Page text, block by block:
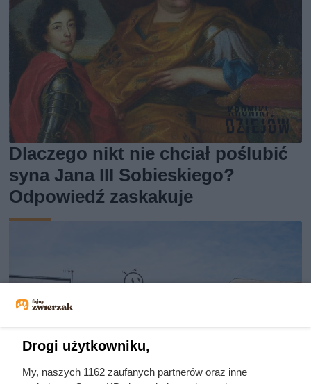
Dlaczego nikt nie chciał poślubić
syna Jana III Sobieskiego?
Odpowiedź zaskakuje
Drogi użytkowniku,
My, naszych 1162 zaufanych partnerów oraz inne